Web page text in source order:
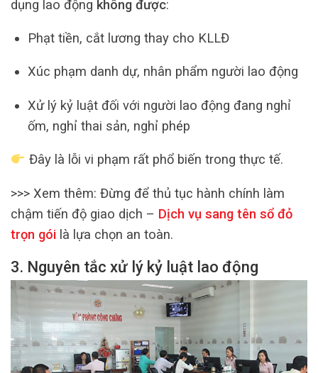
dụng lao động không được:
Phạt tiền, cắt lương thay cho KLLĐ
Xúc phạm danh dự, nhân phẩm người lao động
Xử lý kỷ luật đối với người lao động đang nghỉ
ốm, nghỉ thai sản, nghỉ phép
Đây là lỗi vi phạm rất phổ biến trong thực tế.
>>> Xem thêm: Đừng để thủ tục hành chính làm
chậm tiến độ giao dịch – Dịch vụ sang tên sổ đỏ
trọn gói là lựa chọn an toàn.
3. Nguyên tắc xử lý kỷ luật lao động